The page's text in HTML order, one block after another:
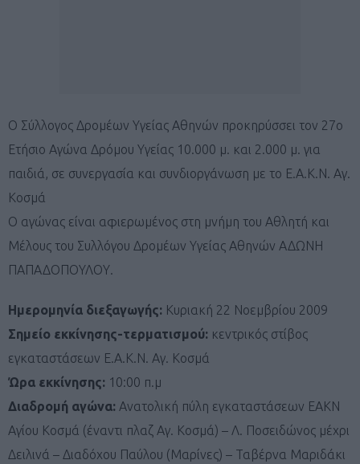
Ο Σύλλογος Δρομέων Υγείας Αθηνών προκηρύσσει τον 27ο
Ετήσιο Αγώνα Δρόμου Υγείας 10.000 μ. και 2.000 μ. για
παιδιά, σε συνεργασία και συνδιοργάνωση με το Ε.Α.Κ.Ν. Αγ.
Κοσμά
Ο αγώνας είναι αφιερωμένος στη μνήμη του Αθλητή και
Μέλους του Συλλόγου Δρομέων Υγείας Αθηνών ΑΔΩΝΗ
ΠΑΠΑΔΟΠΟΥΛΟΥ.
Ημερομηνία διεξαγωγής: Κυριακή 22 Νοεμβρίου 2009
Σημείο εκκίνησης-τερματισμού: κεντρικός στίβος
εγκαταστάσεων Ε.Α.Κ.Ν. Αγ. Κοσμά
Ώρα εκκίνησης: 10:00 π.μ
Διαδρομή αγώνα: Ανατολική πύλη εγκαταστάσεων ΕΑΚΝ
Αγίου Κοσμά (έναντι πλαζ Αγ. Κοσμά) – Λ. Ποσειδώνος μέχρι
Δειλινά – Διαδόχου Παύλου (Μαρίνες) – Ταβέρνα Μαριδάκι